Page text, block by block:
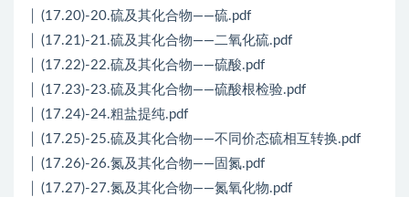
│ (17.20)-20.硫及其化合物——硫.pdf
│ (17.21)-21.硫及其化合物——二氧化硫.pdf
│ (17.22)-22.硫及其化合物——硫酸.pdf
│ (17.23)-23.硫及其化合物——硫酸根检验.pdf
│ (17.24)-24.粗盐提纯.pdf
│ (17.25)-25.硫及其化合物——不同价态硫相互转换.pdf
│ (17.26)-26.氮及其化合物——固氮.pdf
│ (17.27)-27.氮及其化合物——氮氧化物.pdf